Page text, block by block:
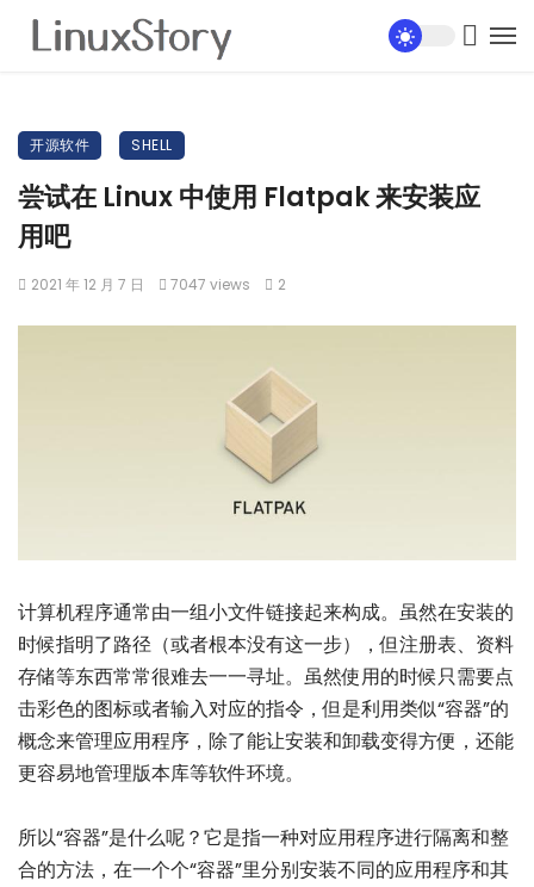
开源软件 SHELL
尝试在 Linux 中使用 Flatpak 来安装应
用吧
2021 年 12 月 7 日 7047 views 2
计算机程序通常由一组小文件链接起来构成。虽然在安装的
时候指明了路径（或者根本没有这一步），但注册表、资料
存储等东西常常很难去一一寻址。虽然使用的时候只需要点
击彩色的图标或者输入对应的指令，但是利用类似“容器”的
概念来管理应用程序，除了能让安装和卸载变得方便，还能
更容易地管理版本库等软件环境。
所以“容器”是什么呢？它是指一种对应用程序进行隔离和整
合的方法，在一个个“容器”里分别安装不同的应用程序和其